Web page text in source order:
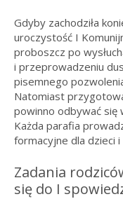
Gdyby zachodziła
uroczystość I
proboszcz po
i przeprowadzeniu
pisemnego
Natomiast
powinno odbywać się
Każda parafia
formacyjne dla dzieci
Zadania
się do I